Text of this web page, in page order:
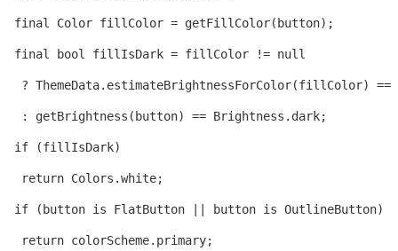
final Color fillColor = getFillColor(button);
final bool fillIsDark = fillColor != null
? ThemeData.estimateBrightnessForColor(fillColor) ==
: getBrightness(button) == Brightness.dark;
if (fillIsDark)
return Colors.white;
if (button is FlatButton || button is OutlineButton)
return colorScheme.primary;